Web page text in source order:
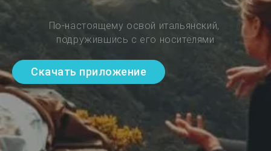
По-настоящему освой итальянский,
подружившись с его носителями
Скачать приложение